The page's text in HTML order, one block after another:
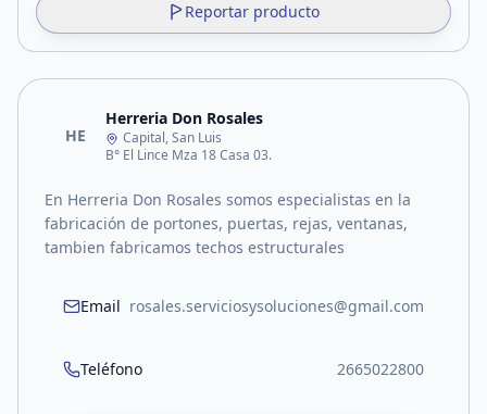
Reportar producto
HE
Herreria Don Rosales
Capital, San Luis
B° El Lince Mza 18 Casa 03.
En Herreria Don Rosales somos especialistas en la
fabricación de portones, puertas, rejas, ventanas,
tambien fabricamos techos estructurales
Email rosales.serviciosysoluciones@gmail.com
Teléfono 2665022800